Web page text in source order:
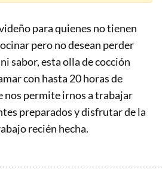
para quienes no tienen
pero no desean perder
sabor, esta olla de cocción
con hasta 20 horas de
nos permite irnos a trabajar
preparados y disfrutar de la
recién hecha.